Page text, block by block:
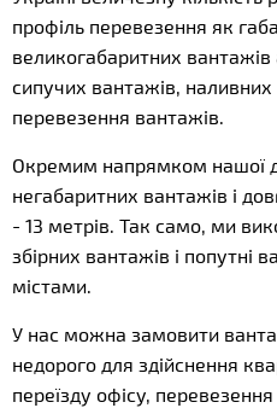
профіль перевезення як
великогабаритних
сипучих вантажів,
перевезення вантажів.
Окремим напрямком нашої
негабаритних вантажів і
- 13 метрів. Так само, ми
збірних вантажів і попутні
містами.
У нас можна замовити
недорого для здійснення
переїзду офісу,